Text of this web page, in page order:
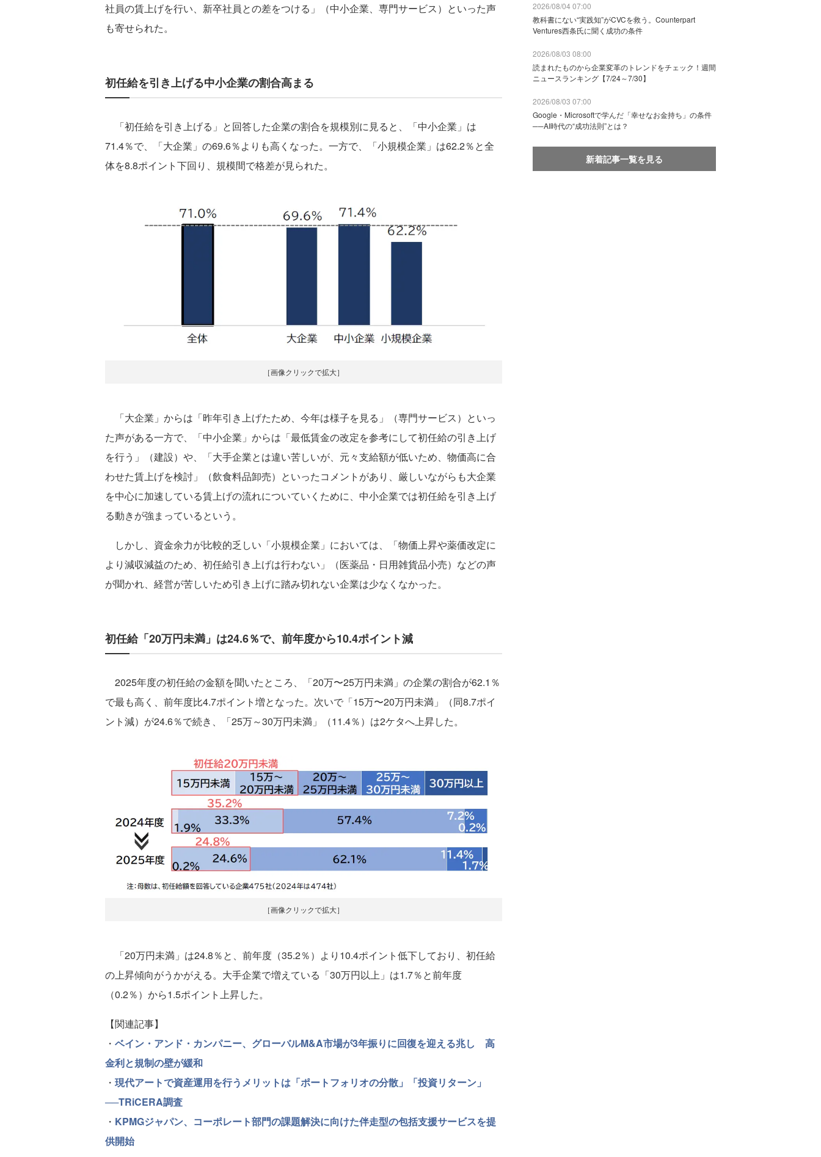
社員の賃上げを行い、新卒社員との差をつける」（中小企業、専門サービス）といった声
も寄せられた。
初任給を引き上げる中小企業の割合高まる
「初任給を引き上げる」と回答した企業の割合を規模別に見ると、「中小企業」は
71.4％で、「大企業」の69.6％よりも高くなった。一方で、「小規模企業」は62.2％と全
体を8.8ポイント下回り、規模間で格差が見られた。
［画像クリックで拡大］
「大企業」からは「昨年引き上げたため、今年は様子を見る」（専門サービス）といっ
た声がある一方で、「中小企業」からは「最低賃金の改定を参考にして初任給の引き上げ
を行う」（建設）や、「大手企業とは違い苦しいが、元々支給額が低いため、物価高に合
わせた賃上げを検討」（飲食料品卸売）といったコメントがあり、厳しいながらも大企業
を中心に加速している賃上げの流れについていくために、中小企業では初任給を引き上げ
る動きが強まっているという。
しかし、資金余力が比較的乏しい「小規模企業」においては、「物価上昇や薬価改定に
より減収減益のため、初任給引き上げは行わない」（医薬品・日用雑貨品小売）などの声
が聞かれ、経営が苦しいため引き上げに踏み切れない企業は少なくなかった。
初任給「20万円未満」は24.6％で、前年度から10.4ポイント減
2025年度の初任給の金額を聞いたところ、「20万〜25万円未満」の企業の割合が62.1％
で最も高く、前年度比4.7ポイント増となった。次いで「15万〜20万円未満」（同8.7ポイ
ント減）が24.6％で続き、「25万～30万円未満」（11.4％）は2ケタへ上昇した。
［画像クリックで拡大］
「20万円未満」は24.8％と、前年度（35.2％）より10.4ポイント低下しており、初任給
の上昇傾向がうかがえる。大手企業で増えている「30万円以上」は1.7％と前年度
（0.2％）から1.5ポイント上昇した。
【関連記事】
・ ベイン・アンド・カンパニー、グローバルM&A市場が3年振りに回復を迎える兆し 高
金利と規制の壁が緩和
・ 現代アートで資産運用を行うメリットは「ポートフォリオの分散」「投資リターン」
──TRiCERA調査
・ KPMGジャパン、コーポレート部門の課題解決に向けた伴走型の包括支援サービスを提
供開始
2026/08/04 07:00
教科書にない“実践知”がCVCを救う。Counterpart
Ventures西条氏に聞く成功の条件
2026/08/03 08:00
読まれたものから企業変革のトレンドをチェック！週間
ニュースランキング【7/24～7/30】
2026/08/03 07:00
Google・Microsoftで学んだ「幸せなお金持ち」の条件
──AI時代の“成功法則”とは？
新着記事一覧を見る